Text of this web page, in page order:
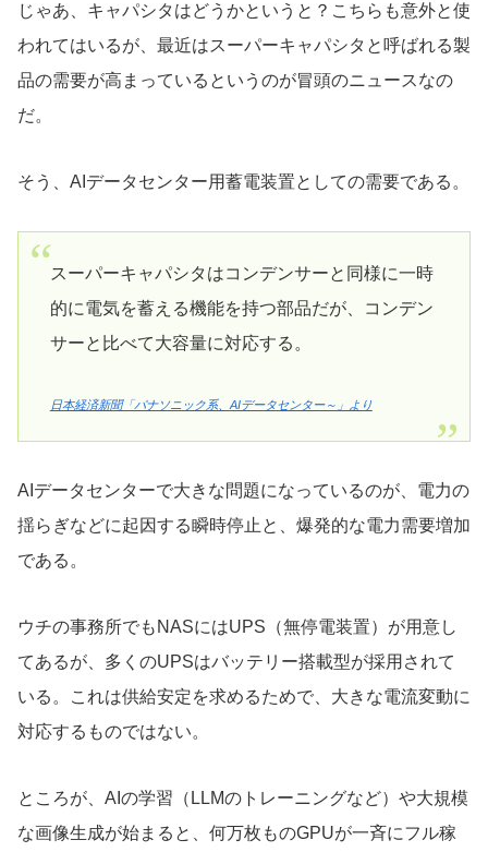
じゃあ、キャパシタはどうかというと？こちらも意外と使
われてはいるが、最近はスーパーキャパシタと呼ばれる製
品の需要が高まっているというのが冒頭のニュースなの
だ。
そう、AIデータセンター用蓄電装置としての需要である。
スーパーキャパシタはコンデンサーと同様に一時
的に電気を蓄える機能を持つ部品だが、コンデン
サーと比べて大容量に対応する。
日本経済新聞「パナソニック系、AIデータセンター～」より
AIデータセンターで大きな問題になっているのが、電力の
揺らぎなどに起因する瞬時停止と、爆発的な電力需要増加
である。
ウチの事務所でもNASにはUPS（無停電装置）が用意し
てあるが、多くのUPSはバッテリー搭載型が採用されて
いる。これは供給安定を求めるためで、大きな電流変動に
対応するものではない。
ところが、AIの学習（LLMのトレーニングなど）や大規模
な画像生成が始まると、何万枚ものGPUが一斉にフル稼